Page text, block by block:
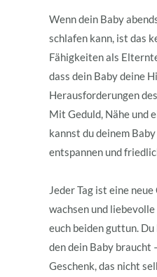
Wenn dein Baby
schlafen kann, ist das
Fähigkeiten als
dass dein Baby deine
Herausforderungen
Mit Geduld, Nähe und
kannst du deinem
entspannen und
Jeder Tag ist eine
wachsen und
euch beiden guttun.
den dein Baby braucht
Geschenk, das nicht